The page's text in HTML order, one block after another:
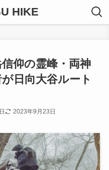
HIKE
信仰の霊峰・両神
日向大谷ルート
2023年9月23日